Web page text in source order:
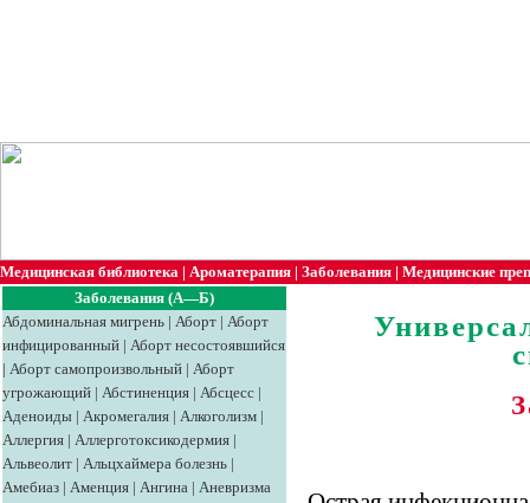
Медицинская библиотека | Ароматерапия | Заболевания | Медицинские
Заболевания (А—Б)
Абдоминальная мигрень | Аборт | Аборт
инфицированный | Аборт несостоявшийся
| Аборт самопроизвольный | Аборт
угрожающий | Абстиненция | Абсцесс |
Аденоиды | Акромегалия | Алкоголизм |
Аллергия | Аллерготоксикодермия |
Альвеолит | Альцхаймера болезнь |
Амебиаз | Аменция | Ангина | Аневризма